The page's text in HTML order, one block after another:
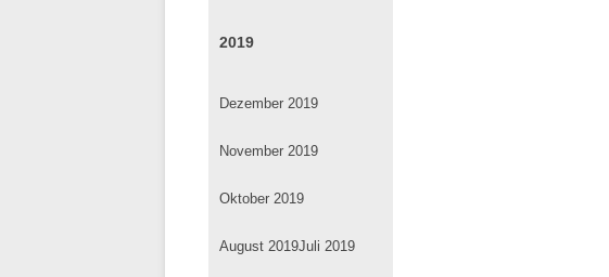
2019
Dezember 2019
November 2019
Oktober 2019
August 2019Juli 2019